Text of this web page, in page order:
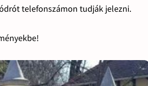
telefonszámon tudják jelezni.